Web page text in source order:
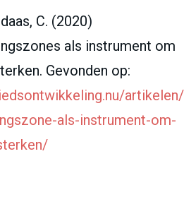
C. (2020)
als instrument om
Gevonden op:
artikelen/
als-instrument-om-